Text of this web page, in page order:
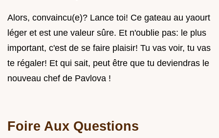
Alors, convaincu(e)? Lance toi! Ce gateau au yaourt
léger et est une valeur sûre. Et n'oublie pas: le plus
important, c'est de se faire plaisir! Tu vas voir, tu vas
te régaler! Et qui sait, peut être que tu deviendras le
nouveau chef de Pavlova !
Foire Aux Questions